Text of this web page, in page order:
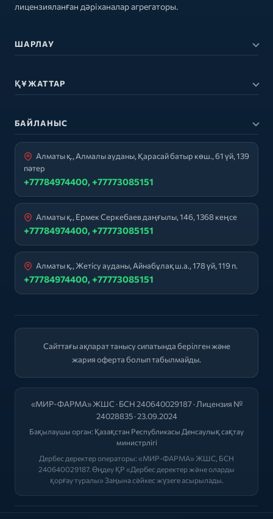
лицензияланған дәріханалар агрегаторы.
ШАРЛАУ
ҚҰЖАТТАР
БАЙЛАНЫС
Алматы қ., Алмалы ауданы, Қарасай батыр көш., 61 үй, 139
пәтер
+77784974400, +77773085151
Алматы қ., Ермек Серкебаев даңғылы, 146, 1368 кеңсе
+77784974400, +77773085151
Алматы қ., Жетісу ауданы, Айнабұлақ ш.а., 178 үй, 119 п.
+77784974400, +77773085151
Сайттағы ақпарат танысу сипатында берілген және
жария оферта болып табылмайды.
«МИР-ФАРМА» ЖШС · БСН 240640029187 · Лицензия №
24028835 · 23.09.2024
Бақылаушы орган: Қазақстан Республикасы Денсаулық сақтау
министрлігі
Дербес деректер операторы: «МИР-ФАРМА» ЖШС, БСН
240640029187. Өңдеу ҚР «Дербес деректер және оларды
қорғау туралы» Заңына сәйкес жүзеге асырылады.